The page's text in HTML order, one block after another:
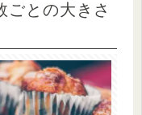
ごとの大きさ